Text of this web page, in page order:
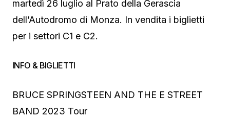
martedì 26 luglio al Prato della Gerascia
dell’Autodromo di Monza. In vendita i biglietti
per i settori C1 e C2.
INFO & BIGLIETTI
BRUCE SPRINGSTEEN AND THE E STREET
BAND 2023 Tour